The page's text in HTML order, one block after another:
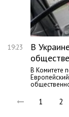
19:23
В
В Комитете
1 2